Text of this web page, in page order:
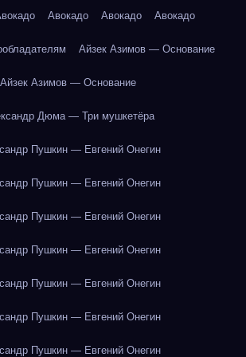
Авокадо Авокадо Авокадо
Айзек Азимов — Основание
Айзек Азимов — Основание
Дюма — Три мушкетёра
Пушкин — Евгений Онегин
Пушкин — Евгений Онегин
Пушкин — Евгений Онегин
Пушкин — Евгений Онегин
Пушкин — Евгений Онегин
Пушкин — Евгений Онегин
Пушкин — Евгений Онегин